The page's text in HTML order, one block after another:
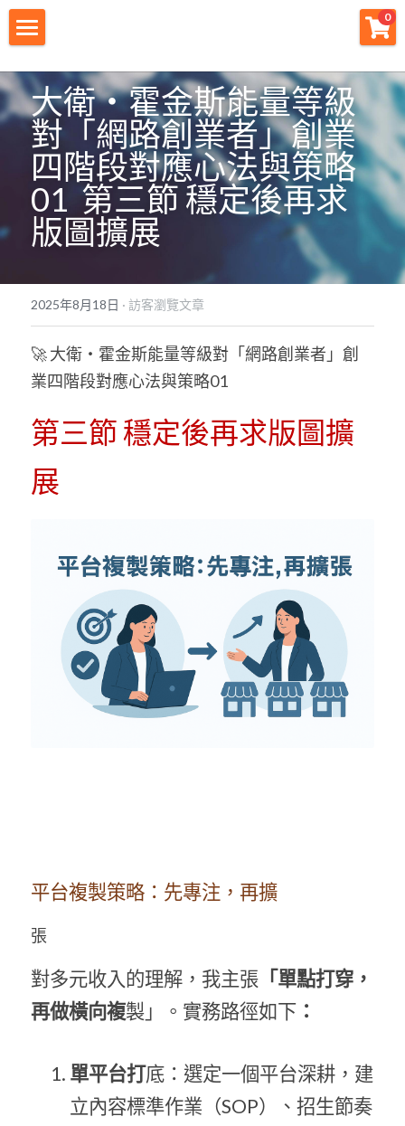
0
財神宗旨
創業痛點
團隊資源
註冊會員
最新消息
創業商城
大衛・霍金斯能量等級
對「網路創業者」創業
四階段對應心法與策略
01  第三節 穩定後再求
版圖擴展
2025年8月18日 · 訪客瀏覽文章
🚀 大衛・霍金斯能量等級對「網路創業者」創
業四階段對應心法與策略01
第三節 穩定後再求版圖擴
展
平台複製策略：先專注，再擴
張
對多元收入的理解，我主張 「單點打穿，
再做橫向複製」。實務路徑如下 ：
單平台打底：選定一個平台深耕，建
立內容標準作業（SOP）、招生節奏
×
所有商品分類